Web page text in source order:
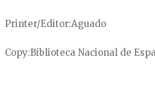
Printer/Editor Aguado
Copy Biblioteca Nacional de